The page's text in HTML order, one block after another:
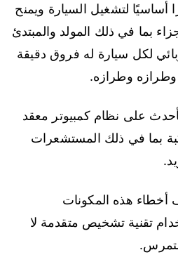
أساسيًا لتشغيل السيارة ويمنح
بما في ذلك المولد والمبتدئ
لكل سيارة له فروق دقيقة
وطرازه.
على نظام كمبيوتر معقد
بما في ذلك المستشعرات
أخطاء هذه المكونات
تقنية تشخيص متقدمة لا